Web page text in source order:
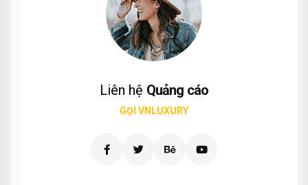
Liên hệ Quảng cáo
GỌI VNLUXURY